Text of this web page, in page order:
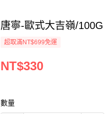
唐寧-歐式大吉嶺/100G
超取滿NT$699免運
NT$330
數量